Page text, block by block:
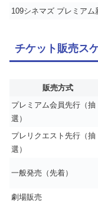
109シネマズ プレミアム
チケット販売ス
販売方式
プレミアム会員先行（抽
選）
プレリクエスト先行（抽
選）
一般発売（先着）
劇場販売